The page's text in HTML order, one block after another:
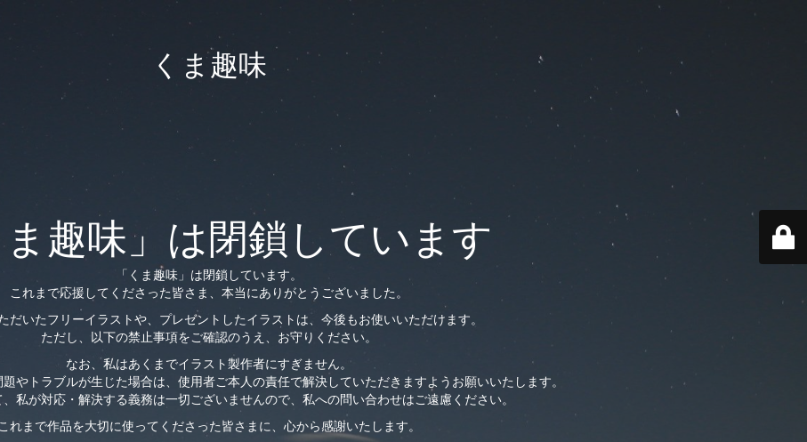
くま趣味
ま趣味」は閉鎖しています
「くま趣味」は閉鎖しています。
これまで応援してくださった皆さま、本当にありがとうございました。
だいたフリーイラストや、プレゼントしたイラストは、今後もお使いいただけます。
ただし、以下の禁止事項をご確認のうえ、お守りください。
なお、私はあくまでイラスト製作者にすぎません。
やトラブルが生じた場合は、使用者ご本人の責任で解決していただきますようお願いいたします。
、私が対応・解決する義務は一切ございませんので、私への問い合わせはご遠慮ください。
これまで作品を大切に使ってくださった皆さまに、心から感謝いたします。